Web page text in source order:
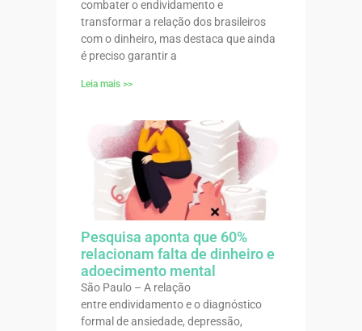
combater o endividamento e
transformar a relação dos brasileiros
com o dinheiro, mas destaca que ainda
é preciso garantir a
Leia mais >>
Pesquisa aponta que 60%
relacionam falta de dinheiro e
adoecimento mental
São Paulo – A relação
entre endividamento e o diagnóstico
formal de ansiedade, depressão,